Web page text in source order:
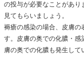
の投与が必要なことがあり
見てもらいましょう。
褥瘡の感染の場合、皮膚の
す。皮膚の奥での化膿・感
膚の奥での化膿も発生して